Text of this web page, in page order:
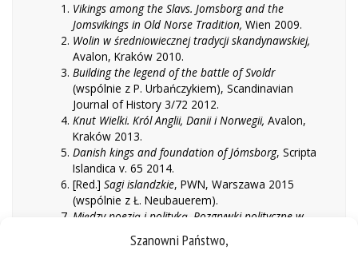
Szanowni Państwo,
Vikings among the Slavs. Jomsborg and the
Jomsvikings in Old Norse Tradition, Wien 2009.
Wolin w średniowiecznej tradycji skandynawskiej,
Avalon, Kraków 2010.
Building the legend of the battle of Svoldr
(wspólnie z P. Urbańczykiem), Scandinavian
Journal of History 3/72 2012.
Knut Wielki. Król Anglii, Danii i Norwegii, Avalon,
Kraków 2013.
Danish kings and foundation of Jómsborg, Scripta
Islandica v. 65 2014.
[Red.] Sagi islandzkie, PWN, Warszawa 2015
(wspólnie z Ł. Neubauerem).
Między poezją i polityką. Rozgrywki polityczne w
Skandynawii XI wieku w świetle poezji ówczesnych
, Katowice 2016.